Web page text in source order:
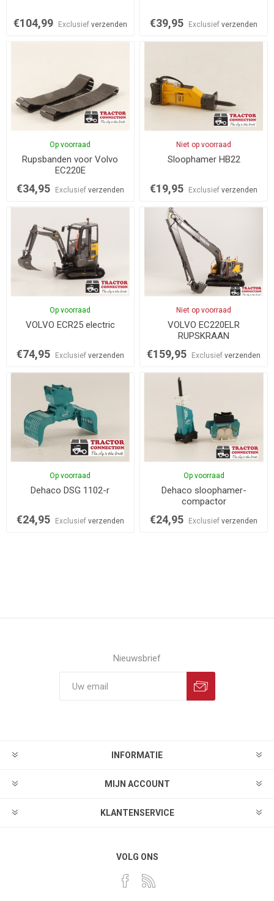
€104,99 Exclusief verzenden €39,95 Exclusiefverzenden
Op voorraad
Rupsbanden voor Volvo
EC220E
€34,95 Exclusief verzenden
Niet op voorraad
Sloophamer HB22
€19,95 Exclusiefverzenden
Op voorraad
VOLVO ECR25 electric
€74,95 Exclusief verzenden
Niet op voorraad
VOLVO EC220ELR
RUPSKRAAN
€159,95 Exclusiefverzenden
Op voorraad
Dehaco DSG 1102-r
€24,95 Exclusief verzenden
Op voorraad
Dehaco sloophamer-
compactor
€24,95 Exclusiefverzenden
Nieuwsbrief
INFORMATIE
MIJN ACCOUNT
KLANTENSERVICE
VOLG ONS